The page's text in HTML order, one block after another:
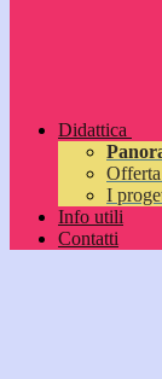
Didattica
I
Info utili
Contatti